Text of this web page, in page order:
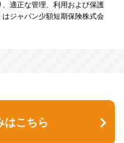
適正な管理、利用および保護
ジャパン少額短期保険株式会
はこちら